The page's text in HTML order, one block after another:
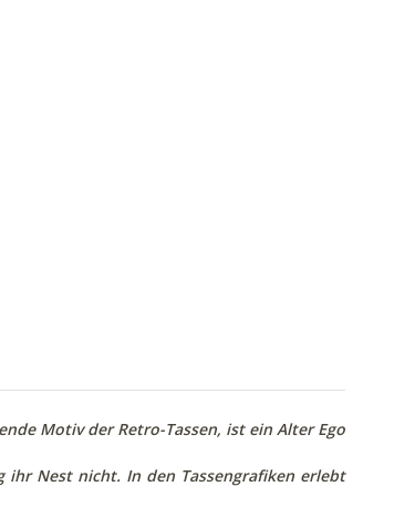
Motiv der Retro-Tassen, ist ein Alter Ego
ihr Nest nicht. In den Tassengrafiken erlebt